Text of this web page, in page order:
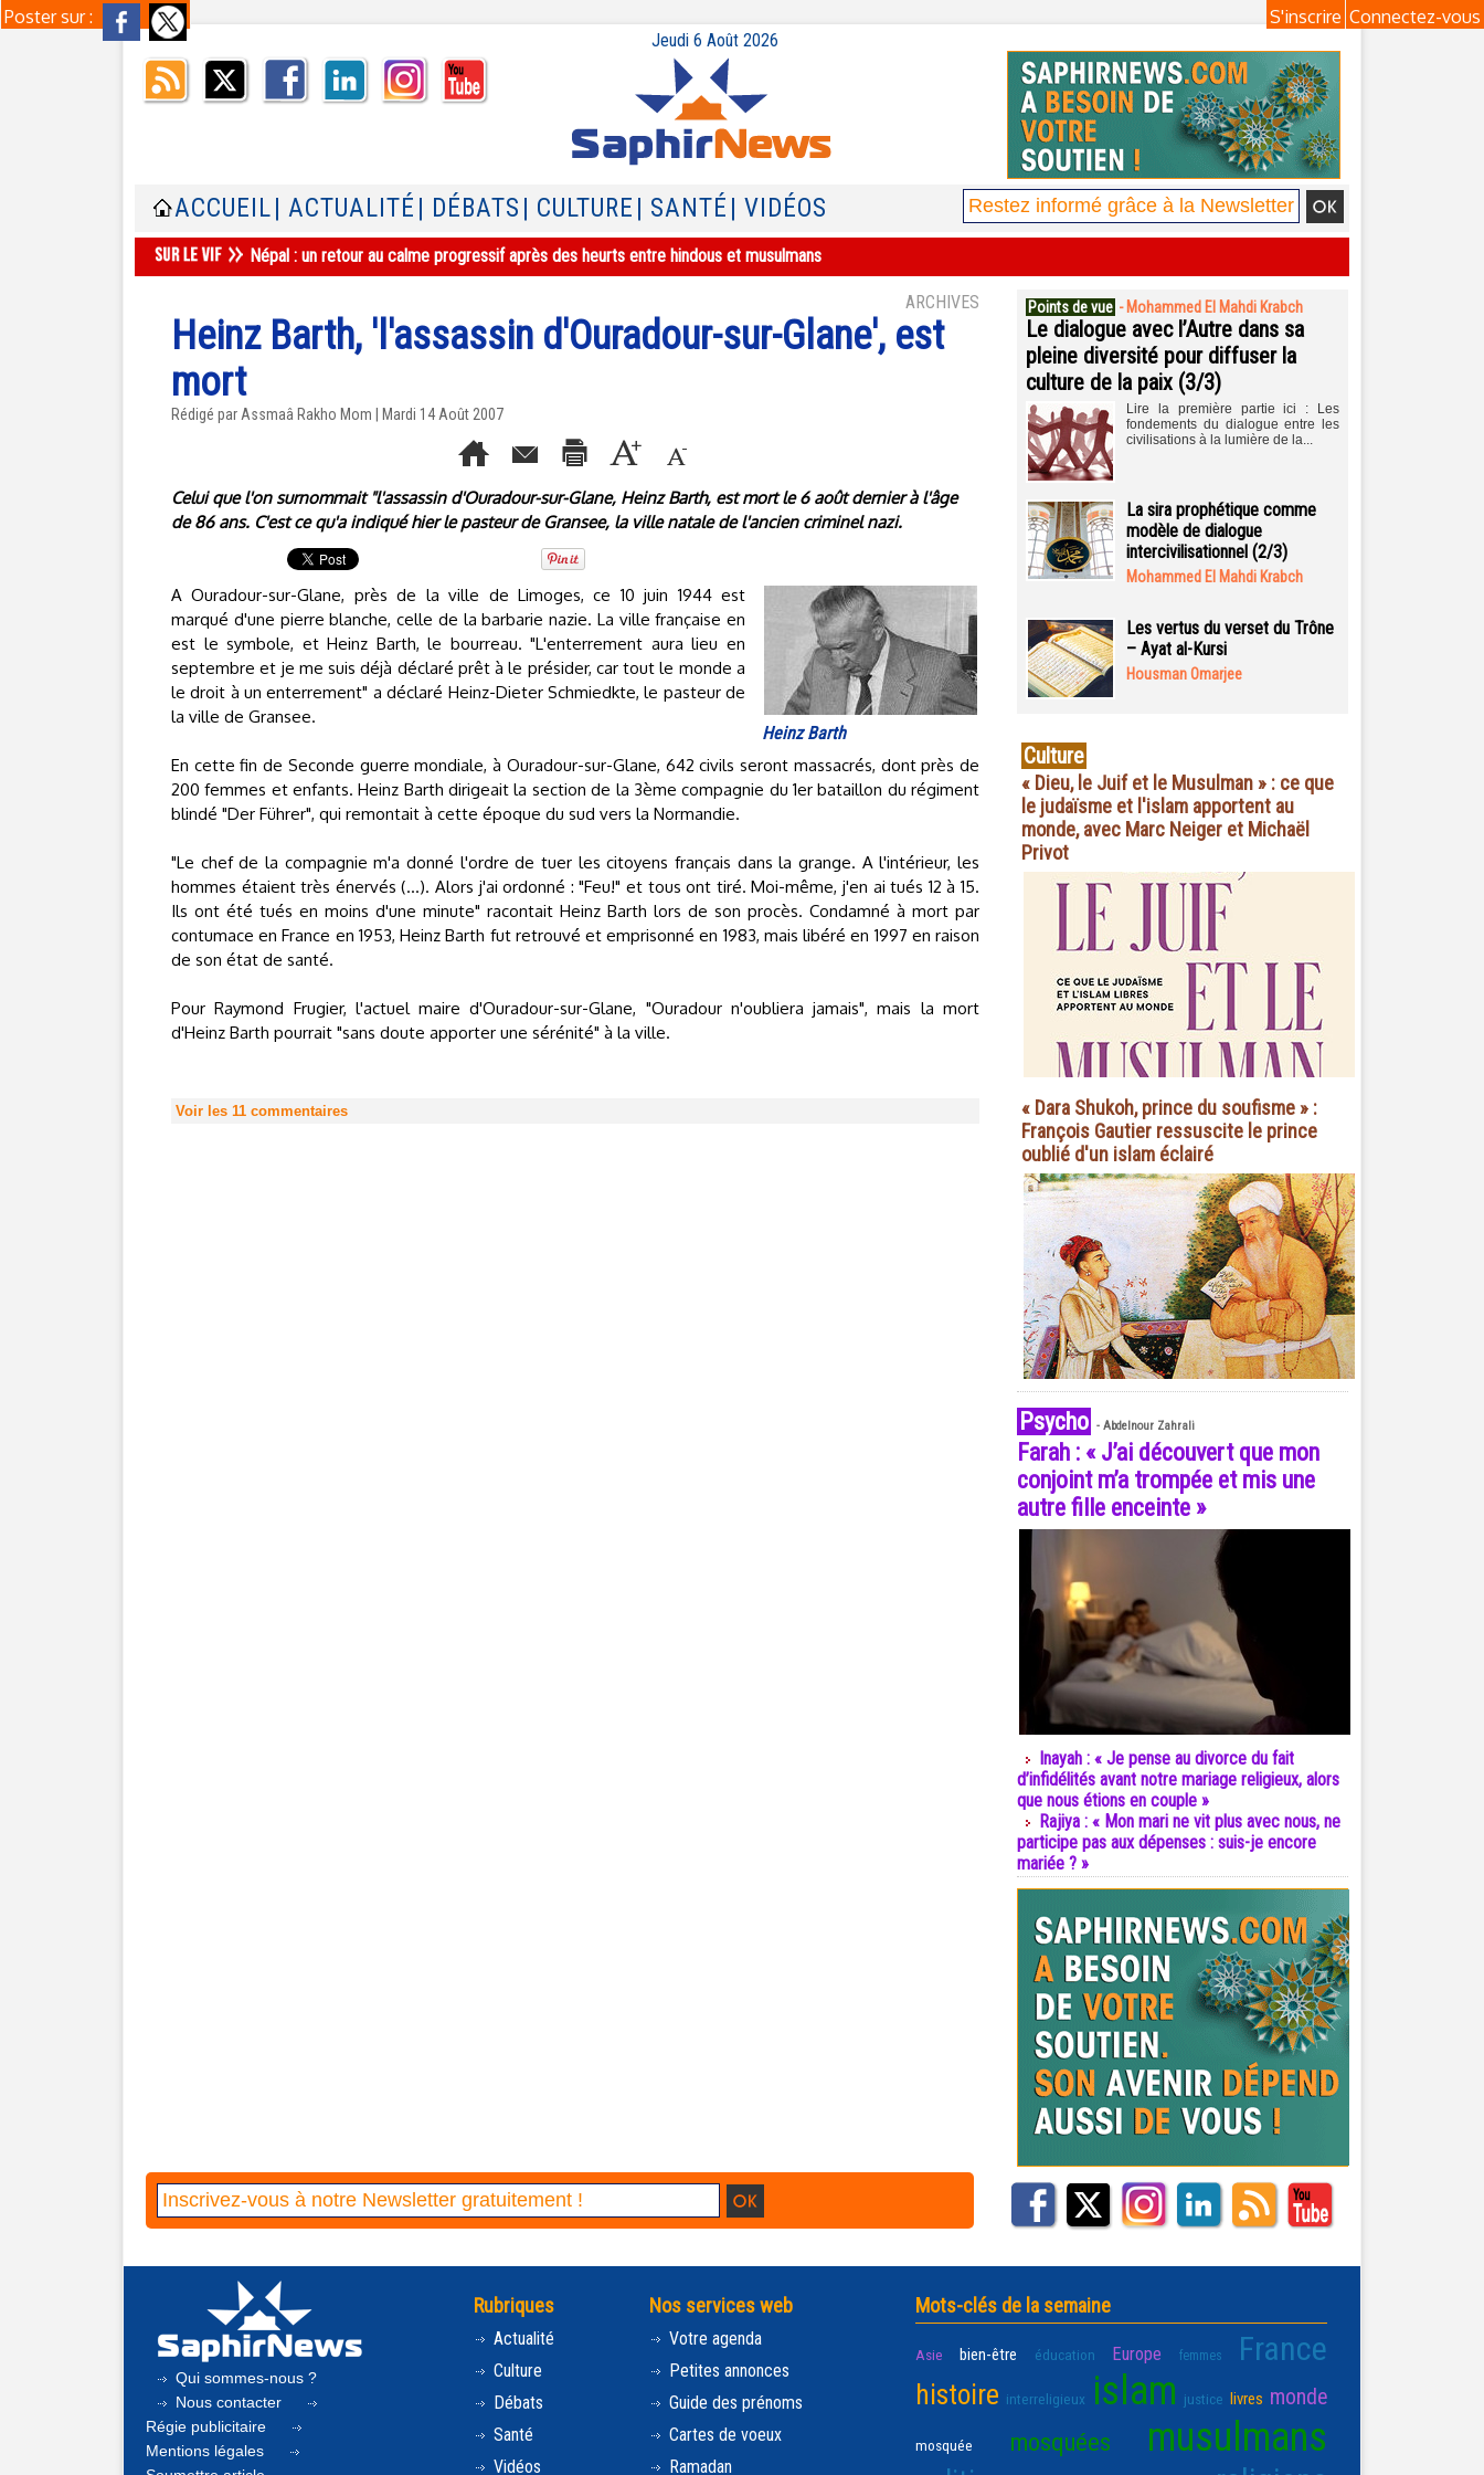
Poster sur : Connectez-vous
S'inscrire
Jeudi 6 Août 2026
ACCUEIL | ACTUALITÉ | DÉBATS | CULTURE | SANTÉ | VIDÉOS
Népal : un retour au calme progressif après des heurts entre hindous et musulmans
ARCHIVES
Heinz Barth, 'l'assassin d'Ouradour-sur-Glane', est
mort
Rédigé par Assmaâ Rakho Mom | Mardi 14 Août 2007
Celui que l'on surnommait "l'assassin d'Ouradour-sur-Glane, Heinz Barth, est mort le 6 août dernier à l'âge
de 86 ans. C'est ce qu'a indiqué hier le pasteur de Gransee, la ville natale de l'ancien criminel nazi.
Heinz Barth
A Ouradour-sur-Glane, près de la ville de Limoges, ce 10 juin 1944 est
marqué d'une pierre blanche, celle de la barbarie nazie. La ville française en
est le symbole, et Heinz Barth, le bourreau. "L'enterrement aura lieu en
septembre et je me suis déjà déclaré prêt à le présider, car tout le monde a
le droit à un enterrement" a déclaré Heinz-Dieter Schmiedkte, le pasteur de
la ville de Gransee.
En cette fin de Seconde guerre mondiale, à Ouradour-sur-Glane, 642 civils seront massacrés, dont près de
200 femmes et enfants. Heinz Barth dirigeait la section de la 3ème compagnie du 1er bataillon du régiment
blindé "Der Führer", qui remontait à cette époque du sud vers la Normandie.
"Le chef de la compagnie m'a donné l'ordre de tuer les citoyens français dans la grange. A l'intérieur, les
hommes étaient très énervés (...). Alors j'ai ordonné : "Feu!" et tous ont tiré. Moi-même, j'en ai tués 12 à 15.
Ils ont été tués en moins d'une minute" racontait Heinz Barth lors de son procès. Condamné à mort par
contumace en France en 1953, Heinz Barth fut retrouvé et emprisonné en 1983, mais libéré en 1997 en raison
de son état de santé.
Pour Raymond Frugier, l'actuel maire d'Ouradour-sur-Glane, "Ouradour n'oubliera jamais", mais la mort
d'Heinz Barth pourrait "sans doute apporter une sérénité" à la ville.
Voir les 11 commentaires
Points de vue - Mohammed El Mahdi Krabch
Le dialogue avec l’Autre dans sa
pleine diversité pour diffuser la
culture de la paix (3/3)
Lire la première partie ici : Les
fondements du dialogue entre les
civilisations à la lumière de la...
La sira prophétique comme
modèle de dialogue
intercivilisationnel (2/3)
Mohammed El Mahdi Krabch
Les vertus du verset du Trône
– Ayat al-Kursi
Housman Omarjee
Culture
« Dieu, le Juif et le Musulman » : ce que
le judaïsme et l'islam apportent au
monde, avec Marc Neiger et Michaël
Privot
« Dara Shukoh, prince du soufisme » :
François Gautier ressuscite le prince
oublié d'un islam éclairé
Psycho - Abdelnour Zahrali
Farah : « J’ai découvert que mon
conjoint m’a trompée et mis une
autre fille enceinte »
Inayah : « Je pense au divorce du fait
d’infidélités avant notre mariage religieux, alors
que nous étions en couple »
Rajiya : « Mon mari ne vit plus avec nous, ne
participe pas aux dépenses : suis-je encore
mariée ? »
Qui sommes-nous ?
Nous contacter
Régie publicitaire
Mentions légales
Rubriques
Actualité
Culture
Débats
Santé
Vidéos
Nos services web
Votre agenda
Petites annonces
Guide des prénoms
Cartes de voeux
Ramadan
Mots-clés de la semaine
Asie bien-être éducation Europe femmes France
histoire interreligieux islam justice livres monde
mosquée mosquées musulmans